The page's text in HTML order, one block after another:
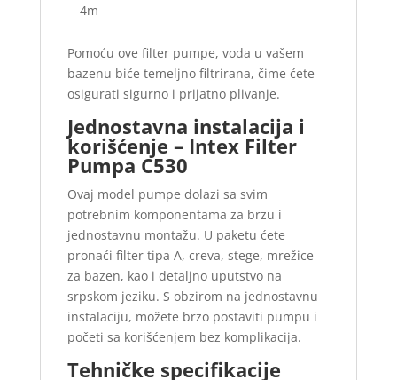
4m
Pomoću ove filter pumpe, voda u vašem
bazenu biće temeljno filtrirana, čime ćete
osigurati sigurno i prijatno plivanje.
Jednostavna instalacija i
korišćenje – Intex Filter
Pumpa C530
Ovaj model pumpe dolazi sa svim
potrebnim komponentama za brzu i
jednostavnu montažu. U paketu ćete
pronaći filter tipa A, creva, stege, mrežice
za bazen, kao i detaljno uputstvo na
srpskom jeziku. S obzirom na jednostavnu
instalaciju, možete brzo postaviti pumpu i
početi sa korišćenjem bez komplikacija.
Tehničke specifikacije